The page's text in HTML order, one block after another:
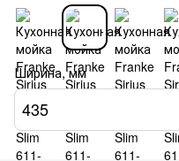
Ширина, мм
435